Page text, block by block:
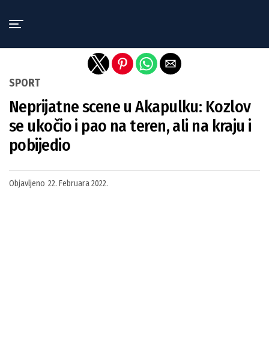
SPORT
Neprijatne scene u Akapulku: Kozlov
se ukočio i pao na teren, ali na kraju i
pobijedio
Objavljeno 22. Februara 2022.